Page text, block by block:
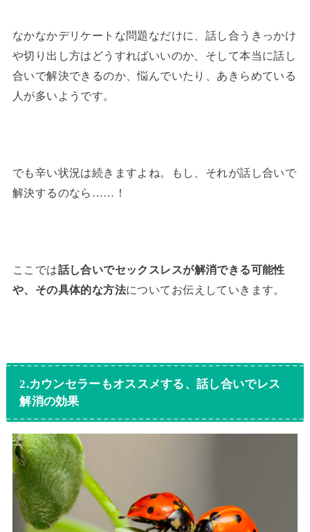
なかなかデリケートな問題なだけに、話し合うきっかけ
や切り出し方はどうすればいいのか、そして本当に話し
合いで解決できるのか、悩んでいたり、あきらめている
人が多いようです。
でも辛い状況は続きますよね。もし、それが話し合いで
解決するのなら……！
ここでは話し合いでセックスレスが解消できる可能性
や、その具体的な方法についてお伝えしていきます。
2.カウンセラーもオススメする、話し合いでレス
解消の効果